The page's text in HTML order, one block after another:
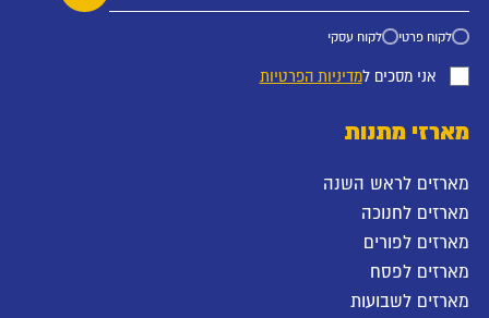
לקוח פרטי לקוח עסקי
אני מסכים למדיניות הפרטיות
מארזי מתנות
מארזים לראש השנה
מארזים לחנוכה
מארזים לפורים
מארזים לפסח
מארזים לשבועות